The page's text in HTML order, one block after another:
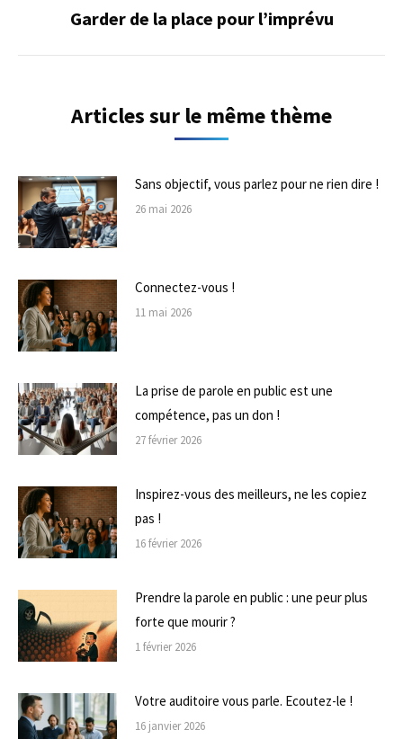
Onglet
Garder de la place pour l’imprévu
Articles sur le même thème
Sans objectif, vous parlez pour ne rien dire !
26 mai 2026
Connectez-vous !
11 mai 2026
La prise de parole en public est une
compétence, pas un don !
27 février 2026
Inspirez-vous des meilleurs, ne les copiez
pas !
16 février 2026
Prendre la parole en public : une peur plus
forte que mourir ?
1 février 2026
Votre auditoire vous parle. Ecoutez-le !
16 janvier 2026